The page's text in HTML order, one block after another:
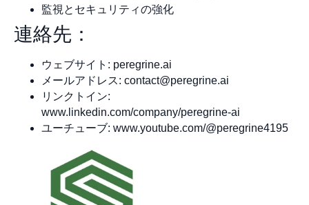
監視とセキュリティの強化
連絡先：
ウェブサイト: peregrine.ai
メールアドレス: contact@peregrine.ai
リンクトイン:
www.linkedin.com/company/peregrine-ai
ユーチューブ: www.youtube.com/@peregrine4195